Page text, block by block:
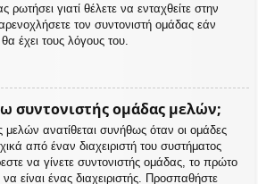
ρωτήσει γιατί θέλετε να ενταχθείτε στην
τον συντονιστή ομάδας εάν
έχει τους λόγους του.
συντονιστής ομάδας μελών;
ανατίθεται συνήθως όταν οι ομάδες
από έναν διαχειριστή του συστήματος
να γίνετε συντονιστής ομάδας, το πρώτο
είναι ένας διαχειριστής. Προσπαθήστε